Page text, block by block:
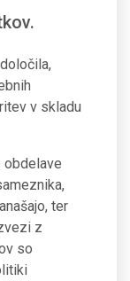
v skladu
obdelave
ter
z
so